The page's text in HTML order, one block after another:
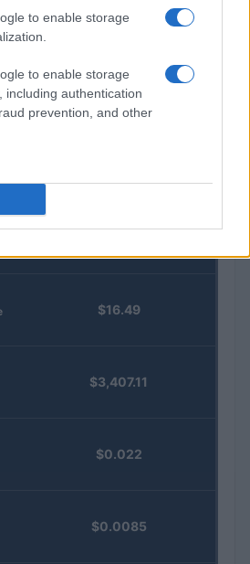
to enable storage
to enable storage
including authentication
prevention, and other
$83,270.00
$16.49
$3,407.11
$0.022
$0.0085